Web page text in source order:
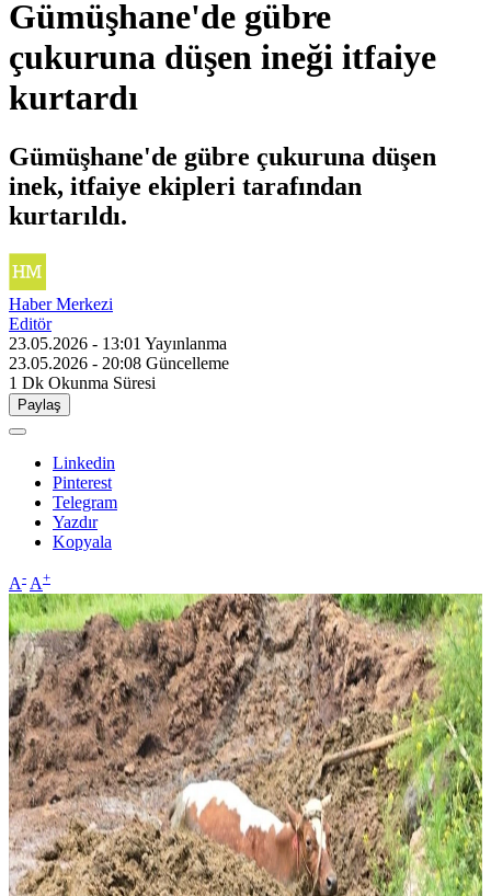
Gümüşhane'de gübre
çukuruna düşen ineği itfaiye
kurtardı
Gümüşhane'de gübre çukuruna düşen
inek, itfaiye ekipleri tarafından
kurtarıldı.
Haber Merkezi
Editör
23.05.2026 - 13:01 Yayınlanma
23.05.2026 - 20:08 Güncelleme
1 Dk Okunma Süresi
Paylaş
Linkedin
Pinterest
Telegram
Yazdır
Kopyala
A- A+